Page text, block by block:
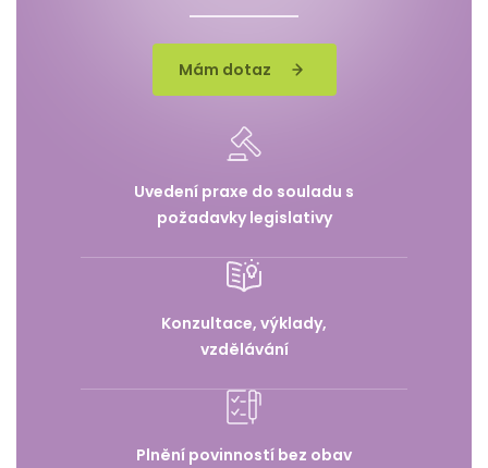
Mám dotaz
Uvedení praxe do souladu s
požadavky legislativy
Konzultace, výklady,
vzdělávání
Plnění povinností bez obav